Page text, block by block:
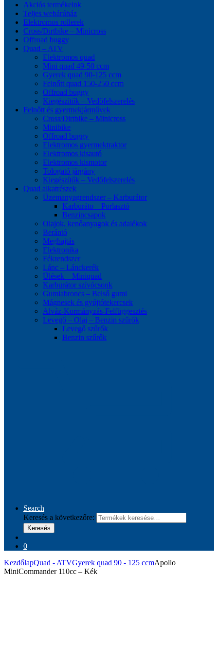
Akciós termékeink
Teljes webárúház
Elektromos rollerek
Cross/Dirtbike – Minicross
Offroad buggy
Quad – ATV
Elektromos quad
Mini quad 49-50 ccm
Gyerek quad 90-125 ccm
Felnőtt quad 150-250 ccm
Offroad buggy
Kiegészítők – Vedőfelszerelés
Felnőtt és gyermekjárművek
Cross/Dirtbike – Minicross
Minibike
Offroad buggy
Elektromos gyermektraktor
Elektromos kisautó
Elektromos kismotor
Tologató járgány
Kiegészítők – Vedőfelszerelés
Quad alkatrészek
Üzemanyagrendszer – Karburátor
Karburáto – Porlasztó
Benzincsapok
Olajok, kenőanyagok és adalékok
Berántó
Meghajtás
Elektronika
Fékrendszer
Lánc – Lánckerék
Ülések – Miniquad
Karburátor szívócsonk
Gumiabroncs – Belső gumi
Mágnesek és gyújtótekercsek
Alváz-Kormányzás-Felfüggesztés
Levegő – Olaj – Benzin szűrők
Levegő szűrők
Benzin szűrők
Search
Keresés a következőre:
Keresés
0
KezdőlapQuad - ATVGyerek quad 90 - 125 ccmApollo
MiniCommander 110cc – Kék